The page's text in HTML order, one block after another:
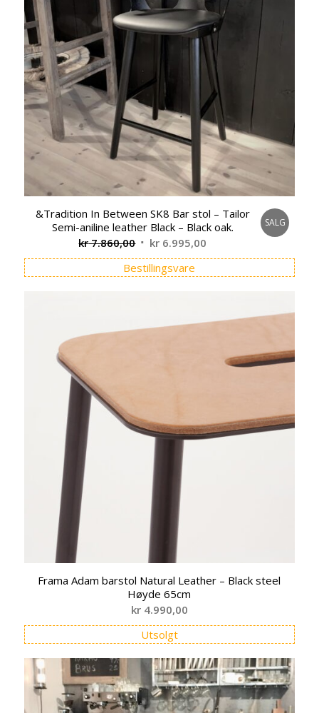
&Tradition In Between SK8 Bar stol – Tailor
Semi-aniline leather Black – Black oak.
kr7.860,00 Opprinnelig
pris
var:
kr 6.995,00
pris
er:
SALG
Bestillingsvare
Frama Adam barstol Natural Leather – Black steel
Høyde 65cm
kr4.990,00
Utsolgt